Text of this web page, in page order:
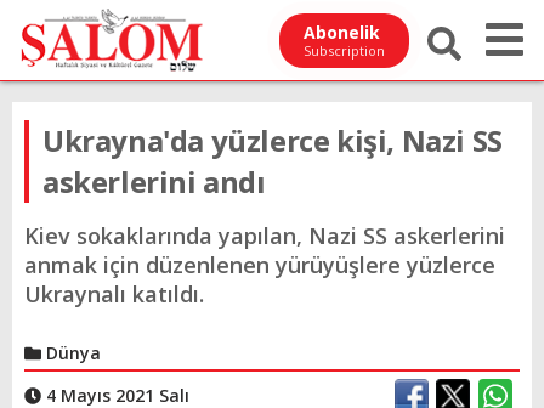
Abonelik
Subscription
Ukrayna'da yüzlerce kişi, Nazi SS
askerlerini andı
Kiev sokaklarında yapılan, Nazi SS askerlerini
anmak için düzenlenen yürüyüşlere yüzlerce
Ukraynalı katıldı.
Dünya
4 Mayıs 2021 Salı